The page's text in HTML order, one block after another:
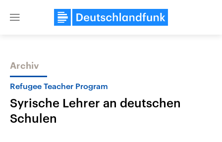
Close
Themen
Archiv
Refugee Teacher Program
Syrische Lehrer an deutschen
Schulen